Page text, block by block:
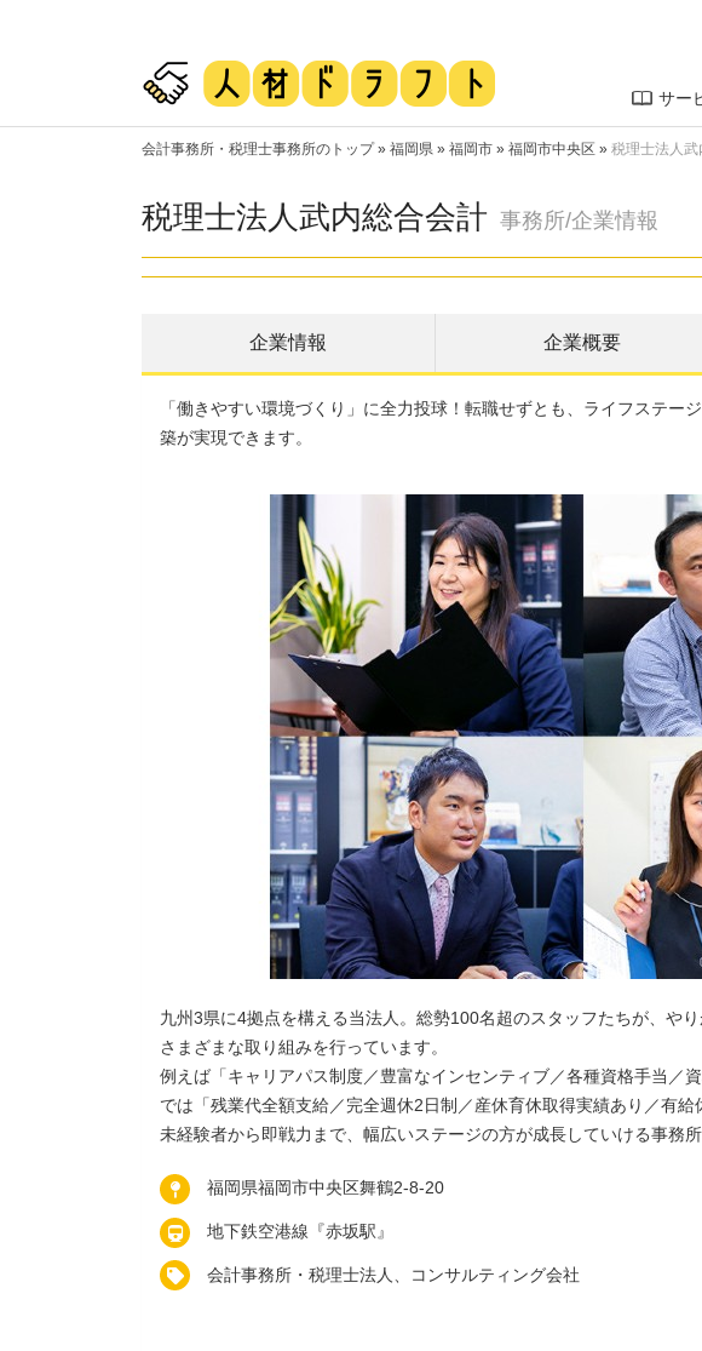
サー
会計事務所・税理士事務所のトップ» 福岡県 » 福岡市 » 福岡市中央区 » 税理士法人
税理士法人武内総合会計 事務所/企業情報
企業情報 企業概要
「働きやすい環境づくり」に全力投球！転職せずとも、ライフステー
築が実現できます。
九州3県に4拠点を構える当法人。総勢100名超のスタッフたちが、や
さまざまな取り組みを行っています。
例えば「キャリアパス制度／豊富なインセンティブ／各種資格手当／
では「残業代全額支給／完全週休2日制／産休育休取得実績あり／有給
未経験者から即戦力まで、幅広いステージの方が成長していける事務所
福岡県福岡市中央区舞鶴2-8-20
地下鉄空港線『赤坂駅』
会計事務所・税理士法人、コンサルティング会社